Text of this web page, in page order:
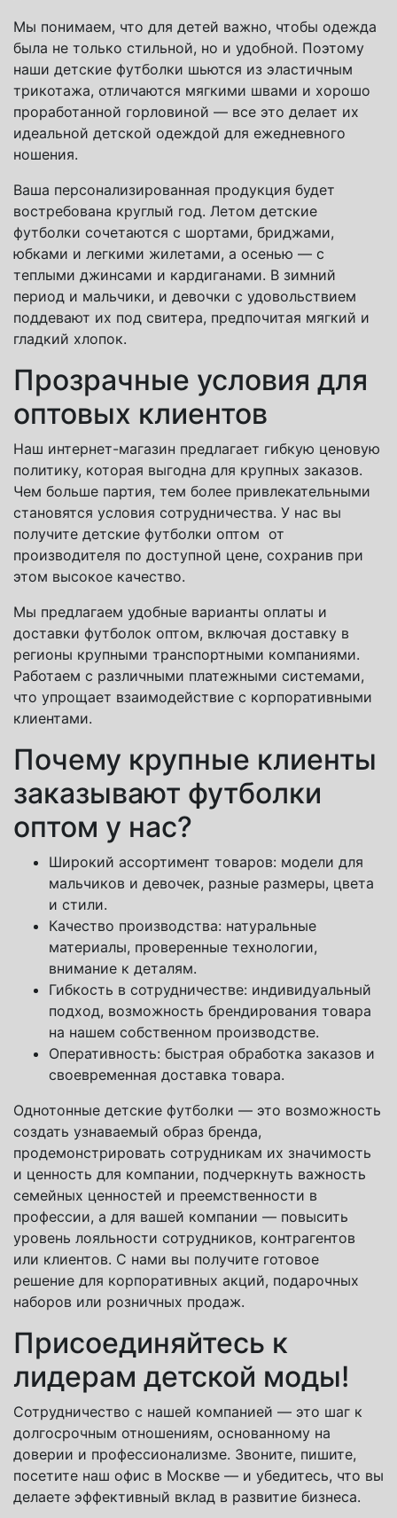
Мы понимаем, что для детей важно, чтобы одежда
была не только стильной, но и удобной. Поэтому
наши детские футболки шьются из эластичным
трикотажа, отличаются мягкими швами и хорошо
проработанной горловиной — все это делает их
идеальной детской одеждой для ежедневного
ношения.
Ваша персонализированная продукция будет
востребована круглый год. Летом детские
футболки сочетаются с шортами, бриджами,
юбками и легкими жилетами, а осенью — с
теплыми джинсами и кардиганами. В зимний
период и мальчики, и девочки с удовольствием
поддевают их под свитера, предпочитая мягкий и
гладкий хлопок.
Прозрачные условия для
оптовых клиентов
Наш интернет-магазин предлагает гибкую ценовую
политику, которая выгодна для крупных заказов.
Чем больше партия, тем более привлекательными
становятся условия сотрудничества. У нас вы
получите детские футболки оптом от
производителя по доступной цене, сохранив при
этом высокое качество.
Мы предлагаем удобные варианты оплаты и
доставки футболок оптом, включая доставку в
регионы крупными транспортными компаниями.
Работаем с различными платежными системами,
что упрощает взаимодействие с корпоративными
клиентами.
Почему крупные клиенты
заказывают футболки
оптом у нас?
Широкий ассортимент товаров: модели для
мальчиков и девочек, разные размеры, цвета
и стили.
Качество производства: натуральные
материалы, проверенные технологии,
внимание к деталям.
Гибкость в сотрудничестве: индивидуальный
подход, возможность брендирования товара
на нашем собственном производстве.
Оперативность: быстрая обработка заказов и
своевременная доставка товара.
Однотонные детские футболки — это возможность
создать узнаваемый образ бренда,
продемонстрировать сотрудникам их значимость
и ценность для компании, подчеркнуть важность
семейных ценностей и преемственности в
профессии, а для вашей компании — повысить
уровень лояльности сотрудников, контрагентов
или клиентов. С нами вы получите готовое
решение для корпоративных акций, подарочных
наборов или розничных продаж.
Присоединяйтесь к
лидерам детской моды!
Сотрудничество с нашей компанией — это шаг к
долгосрочным отношениям, основанному на
доверии и профессионализме. Звоните, пишите,
посетите наш офис в Москве — и убедитесь, что вы
делаете эффективный вклад в развитие бизнеса.